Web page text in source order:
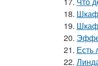
18.
19.
20.
21. Есть
22.